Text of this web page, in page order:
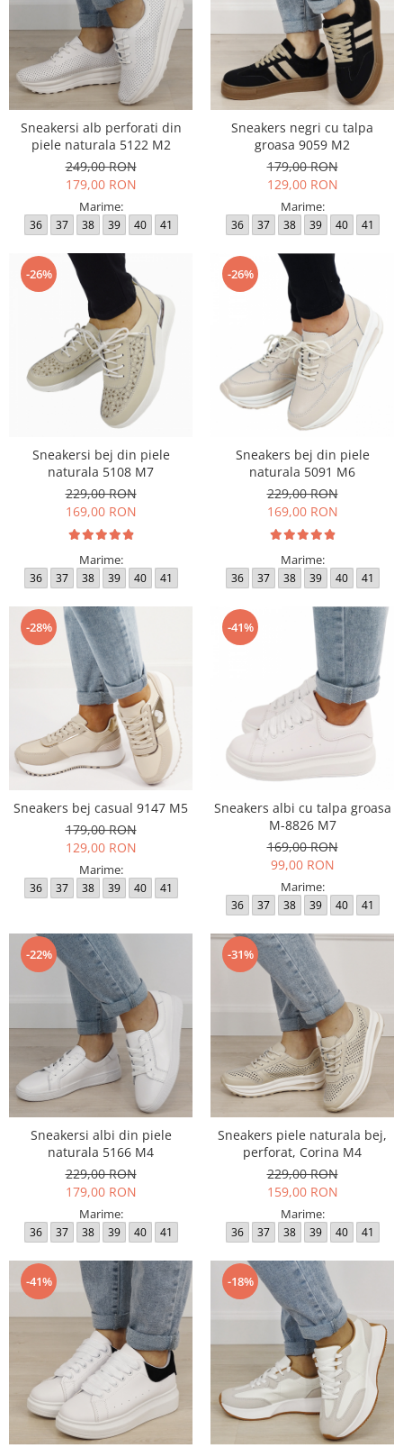
Sneakersi alb perforati din
piele naturala 5122 M2
249,00 RON
179,00 RON
Marime:
36 37 38 39 40 41
Sneakers negri cu talpa
groasa 9059 M2
179,00 RON
129,00 RON
Marime:
36 37 38 39 40 41
-26%
Sneakersi bej din piele
naturala 5108 M7
229,00 RON
169,00 RON
Marime:
36 37 38 39 40 41
-26%
Sneakers bej din piele
naturala 5091 M6
229,00 RON
169,00 RON
Marime:
36 37 38 39 40 41
-28%
Sneakers bej casual 9147 M5
179,00 RON
129,00 RON
Marime:
36 37 38 39 40 41
-41%
Sneakers albi cu talpa groasa
M-8826 M7
169,00 RON
99,00 RON
Marime:
36 37 38 39 40 41
-22%
Sneakersi albi din piele
naturala 5166 M4
229,00 RON
179,00 RON
Marime:
36 37 38 39 40 41
-31%
Sneakers piele naturala bej,
perforat, Corina M4
229,00 RON
159,00 RON
Marime:
36 37 38 39 40 41
-41% -18%